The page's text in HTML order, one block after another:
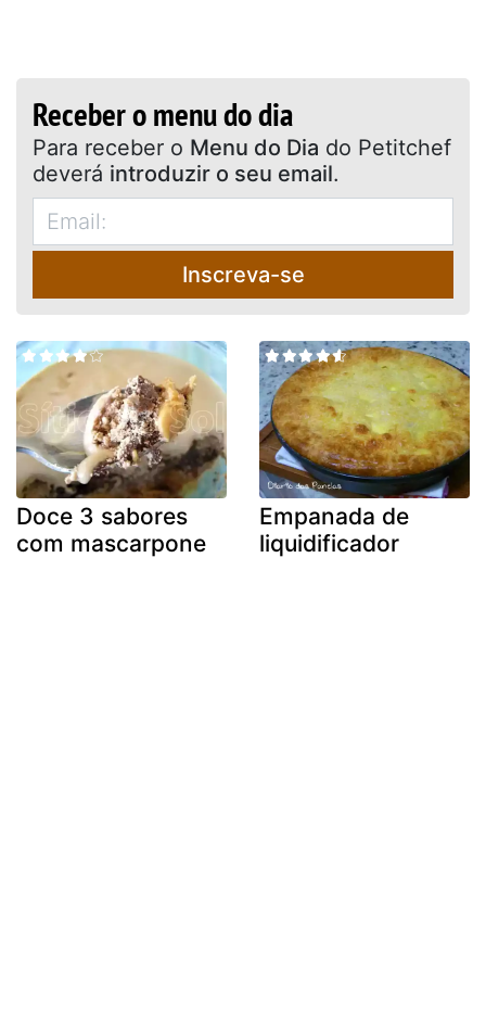
Receber o menu do dia
Para receber o Menu do Dia do Petitchef
deverá introduzir o seu email.
Inscreva-se
Doce 3 sabores
com mascarpone
Empanada de
liquidificador